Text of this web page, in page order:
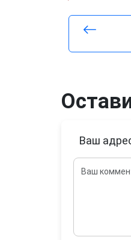
Ваш